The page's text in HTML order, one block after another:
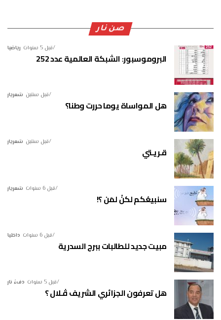
صن نار
رياضيا قبل 5 سنوات
البروموسبور: الشبكة العالمية عدد 252
شعريار قبل سنتين
هل المواساة يوما حررت وطنا؟
شعريار قبل سنتين
قـريـتي
شعريار قبل 6 سنوات
سنبيعُكم لكنْ لمَن ؟!
داخليا قبل 6 سنوات
مبيت جديد للطالبات ببرج السدرية
دفءُ نار قبل 5 سنوات
هل تعرفون الجزائري الشريف ڤـلال ؟